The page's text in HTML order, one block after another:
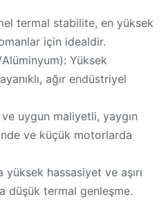
termal stabilite, en yüksek
için idealdir.
Yüksek
ağır endüstriyel
uygun maliyetli, yaygın
ve küçük motorlarda
hassasiyet ve aşırı
düşük termal genleşme.